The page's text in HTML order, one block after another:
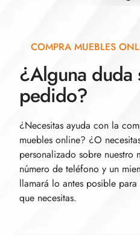
COMPRA MUEBLES
¿Alguna duda
pedido?
¿Necesitas ayuda con la
muebles online? ¿O
personalizado sobre
número de teléfono y un
llamará lo antes posible
que necesitas.